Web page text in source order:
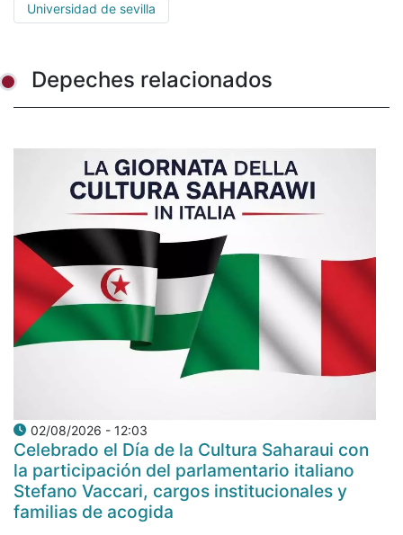
Universidad de sevilla
Depeches relacionados
02/08/2026 - 12:03
Celebrado el Día de la Cultura Saharaui con
la participación del parlamentario italiano
Stefano Vaccari, cargos institucionales y
familias de acogida